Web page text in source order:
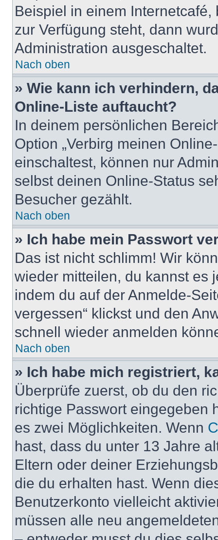
Beispiel in einem
zur Verfügung steht, dann
Administration ausgeschaltet.
Nach oben
» Wie kann ich verhindern,
Online-Liste auftaucht?
In deinem persönlichen
Option „Verbirg meinen
einschaltest, können nur
selbst deinen Online-Status
Besucher gezählt.
Nach oben
» Ich habe mein Passwort
Das ist nicht schlimm! Wir
wieder mitteilen, du kannst es
indem du auf der Anmelde-
vergessen“ klickst und den
schnell wieder anmelden
Nach oben
» Ich habe mich registriert,
Überprüfe zuerst, ob du den
richtige Passwort eingegeben
es zwei Möglichkeiten. Wenn
hast, dass du unter 13 Jahre
Eltern oder deiner
die du erhalten hast. Wenn
Benutzerkonto vielleicht
müssen alle neu